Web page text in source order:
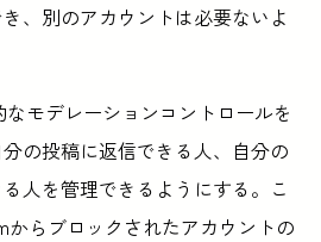
、別のアカウントは必要ないよ
モデレーションコントロールを
の投稿に返信できる人、自分の
人を管理できるようにする。こ
からブロックされたアカウントの